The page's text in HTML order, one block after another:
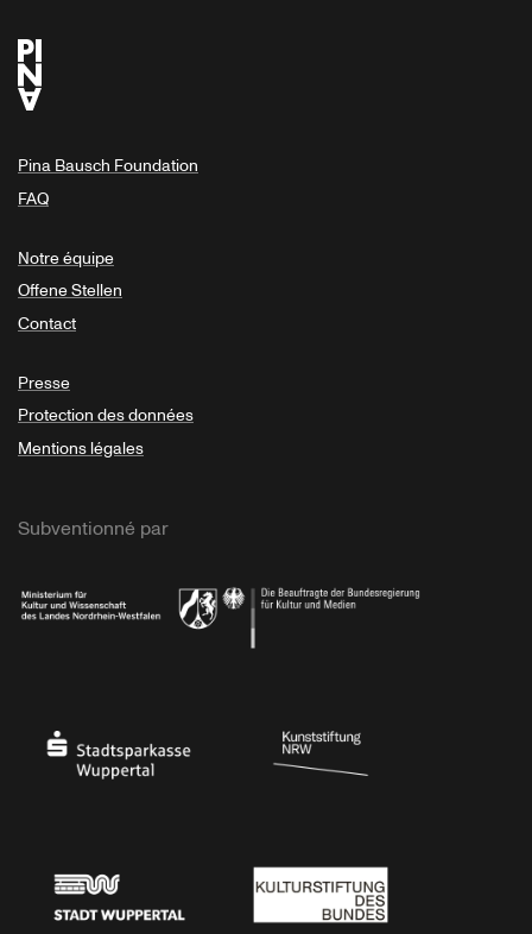
Pina Bausch Foundation
FAQ
Notre équipe
Offene Stellen
Contact
Presse
Protection des données
Mentions légales
Subventionné par